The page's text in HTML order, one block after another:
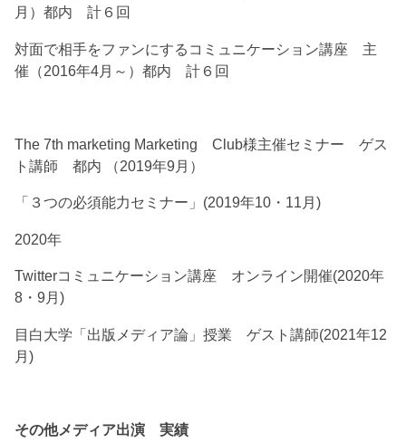
月）都内 計６回
対面で相手をファンにするコミュニケーション講座 主
催（2016年4月～）都内 計６回
The 7th marketing Marketing Club様主催セミナー ゲス
ト講師 都内 （2019年9月）
「３つの必須能力セミナー」(2019年10・11月)
2020年
Twitterコミュニケーション講座 オンライン開催(2020年
8・9月)
目白大学「出版メディア論」授業 ゲスト講師(2021年12
月)
その他メディア出演 実績